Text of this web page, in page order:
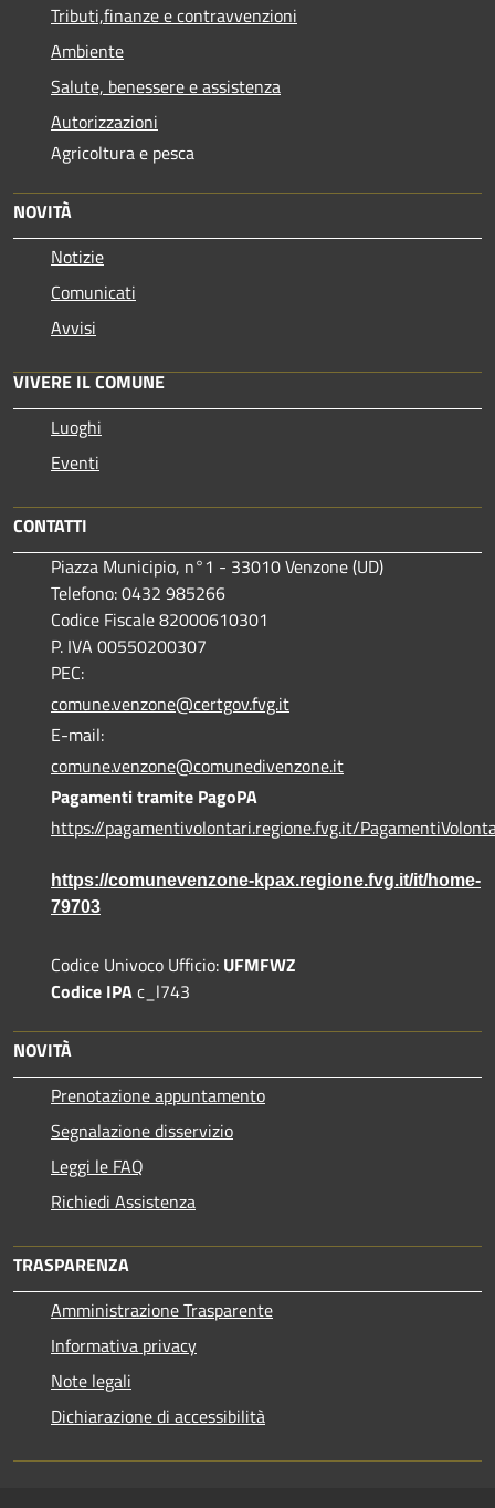
Tributi,finanze e contravvenzioni
Ambiente
Salute, benessere e assistenza
Autorizzazioni
Agricoltura e pesca
NOVITÀ
Notizie
Comunicati
Avvisi
VIVERE IL COMUNE
Luoghi
Eventi
CONTATTI
Piazza Municipio, n°1 - 33010 Venzone (UD)
Telefono: 0432 985266
Codice Fiscale 82000610301
P. IVA 00550200307
PEC:
comune.venzone@certgov.fvg.it
E-mail:
comune.venzone@comunedivenzone.it
Pagamenti tramite PagoPA
https://pagamentivolontari.regione.fvg.it/
https://comunevenzone-kpax.regione.fvg.it/it/home-
79703
Codice Univoco Ufficio: UFMFWZ
Codice IPAc_l743
NOVITÀ
Prenotazione appuntamento
Segnalazione disservizio
Leggi le FAQ
Richiedi Assistenza
TRASPARENZA
Amministrazione Trasparente
Informativa privacy
Note legali
Dichiarazione di accessibilità